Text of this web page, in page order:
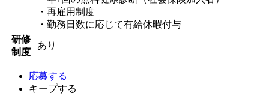
・再雇用制度
・勤務日数に応じて有給休暇付与
研修
制度
あり
応募する
キープする